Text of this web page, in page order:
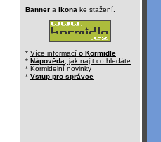
Banner a ikona ke stažení.
* Více informací o Kormidle
* Nápověda , jak najít co hledáte
* Kormidelní novinky
* Vstup pro správce